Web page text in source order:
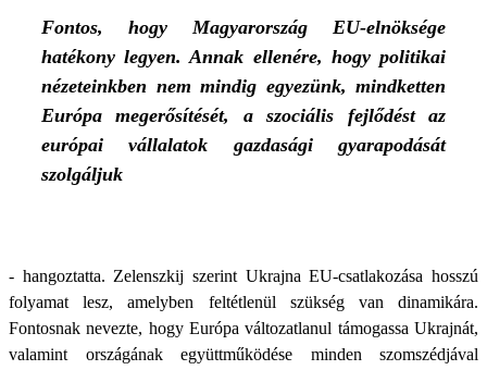
Fontos, hogy Magyarország EU-elnöksége
hatékony legyen. Annak ellenére, hogy politikai
nézeteinkben nem mindig egyezünk, mindketten
Európa megerősítését, a szociális fejlődést az
európai vállalatok gazdasági gyarapodását
szolgáljuk
- hangoztatta. Zelenszkij szerint Ukrajna EU-csatlakozása hosszú
folyamat lesz, amelyben feltétlenül szükség van dinamikára.
Fontosnak nevezte, hogy Európa változatlanul támogassa Ukrajnát,
valamint országának együttműködése minden szomszédjával